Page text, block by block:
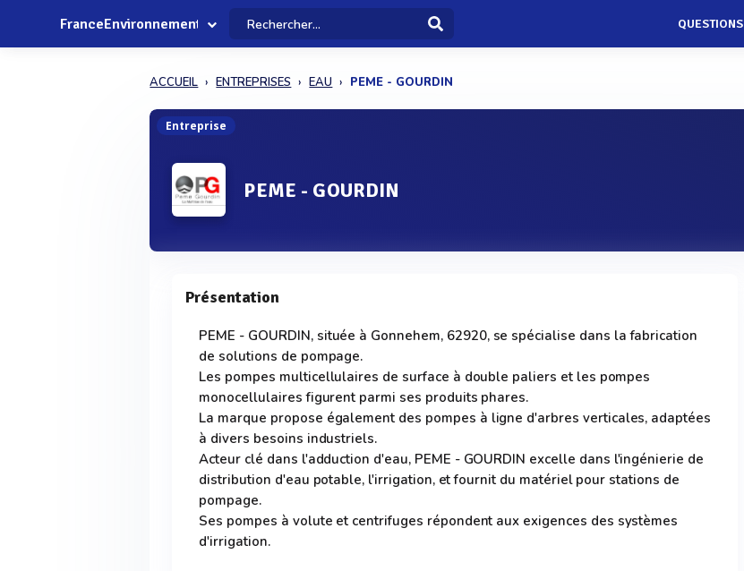
FranceEnvironnement QUESTIONS
ACCUEIL ENTREPRISES EAU PEME - GOURDIN
Entreprise
PEME - GOURDIN
Présentation
PEME - GOURDIN, située à Gonnehem, 62920, se spécialise dans la fabrication
de solutions de pompage.
Les pompes multicellulaires de surface à double paliers et les pompes
monocellulaires figurent parmi ses produits phares.
La marque propose également des pompes à ligne d'arbres verticales, adaptées
à divers besoins industriels.
Acteur clé dans l'adduction d'eau, PEME - GOURDIN excelle dans l'ingénierie de
distribution d'eau potable, l'irrigation, et fournit du matériel pour stations de
pompage.
Ses pompes à volute et centrifuges répondent aux exigences des systèmes
d'irrigation.